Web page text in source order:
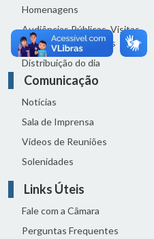
Homenagens
Audiências Públicas, Visitas
Técnicas e Seminários
Distribuição do dia
Comunicação
Notícias
Sala de Imprensa
Vídeos de Reuniões
Solenidades
Links Úteis
Fale com a Câmara
Perguntas Frequentes